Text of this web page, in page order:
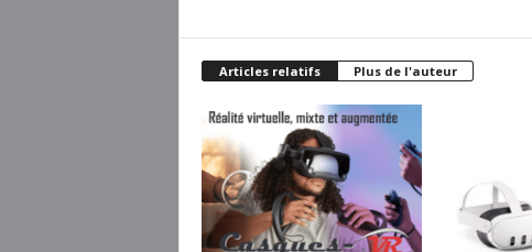
Articles relatifs Plus de l'auteur